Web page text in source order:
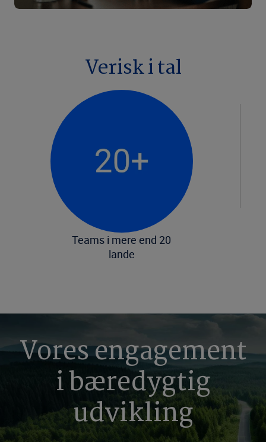
Verisk i tal
Teams i mere end 20
lande
Vores engagement
i bæredygtig
udvikling